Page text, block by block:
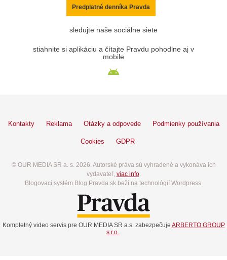
Predplatné denníka Pravda
sledujte naše sociálne siete
stiahnite si aplikáciu a čítajte Pravdu pohodlne aj v
mobile
Kontakty Reklama Otázky a odpovede Podmienky používania
Cookies GDPR
© OUR MEDIA SR a. s. 2026. Autorské práva sú vyhradené a vykonáva ich
vydavateľ, viac info.
Blogovací systém Blog.Pravda.sk beží na technológií Wordpress.
Kompletný video servis pre OUR MEDIA SR a.s. zabezpečuje ARBERTO GROUP
s.r.o..